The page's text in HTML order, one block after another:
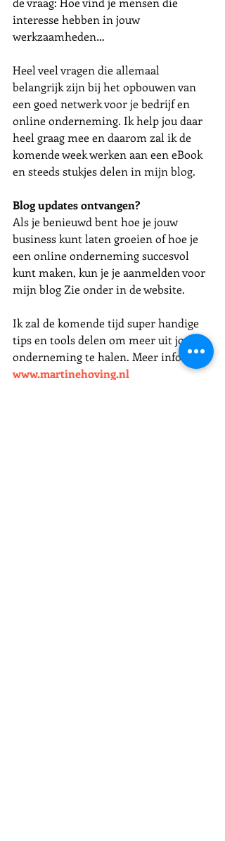
interesse hebben in jouw
werkzaamheden…
Heel veel vragen die allemaal
belangrijk zijn bij het opbouwen van
een goed netwerk voor je bedrijf en
online onderneming. Ik help jou daar
heel graag mee en daarom zal ik de
komende week werken aan een eBook
en steeds stukjes delen in mijn blog.
Blog updates ontvangen?
Als je benieuwd bent hoe je jouw
business kunt laten groeien of hoe je
een online onderneming succesvol
kunt maken, kun je je aanmelden voor
mijn blog Zie onder in de website.
Ik zal de komende tijd super handige
tips en tools delen om meer uit jouw
onderneming te halen. Meer info op
www.martinehoving.nl